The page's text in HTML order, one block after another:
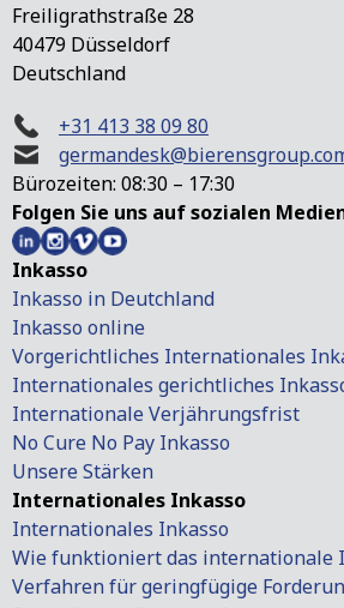
Freiligrathstraße 28
40479 Düsseldorf
Deutschland
+31 413 38 09 80
Bürozeiten: 08:30 – 17:30
Folgen Sie uns auf sozialen
Inkasso
Inkasso in Deutchland
Inkasso online
Vorgerichtliches Internationales
Internationales gerichtliches
Internationale Verjährungsfrist
No Cure No Pay Inkasso
Unsere Stärken
Internationales Inkasso
Internationales Inkasso
Wie funktioniert das internationale
Verfahren für geringfügige